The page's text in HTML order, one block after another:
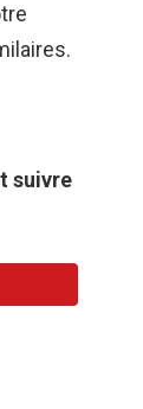
suivre